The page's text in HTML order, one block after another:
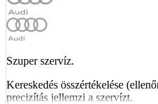
Szuper szervíz.
Kereskedés összértékelése
precizítás jellemzi a szervízt.